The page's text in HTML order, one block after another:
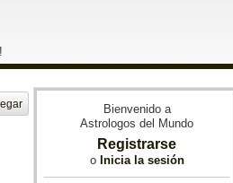
Bienvenido a
Astrologos del Mundo
Registrarse
o Inicia la sesión